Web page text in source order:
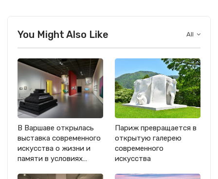
All
You Might Also Like
В Варшаве открылась
выставка современного
искусства о жизни и
памяти в условиях…
Париж превращается в
открытую галерею
современного
искусства